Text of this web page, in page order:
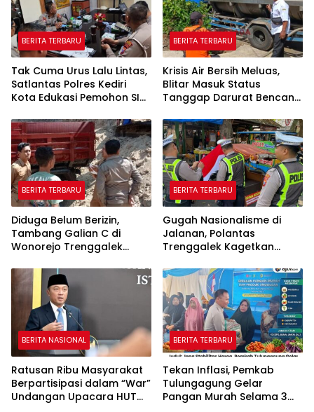
BERITA TERBARU
Tak Cuma Urus Lalu Lintas,
Satlantas Polres Kediri
Kota Edukasi Pemohon SIM
Pelatihan AI
BERITA TERBARU
Krisis Air Bersih Meluas,
Blitar Masuk Status
Tanggap Darurat Bencana
BERITA TERBARU
Diduga Belum Berizin,
Tambang Galian C di
Wonorejo Trenggalek
BERITA TERBARU
Gugah Nasionalisme di
Jalanan, Polantas
Trenggalek Kagetkan
BERITA NASIONAL
Ratusan Ribu Masyarakat
Berpartisipasi dalam “War”
Undangan Upacara HUT
BERITA TERBARU
Tekan Inflasi, Pemkab
Tulungagung Gelar
Pangan Murah Selama 3